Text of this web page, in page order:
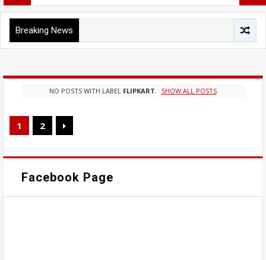
Breaking News
NO POSTS WITH LABEL FLIPKART SHOW ALL POSTS
1 2
Facebook Page